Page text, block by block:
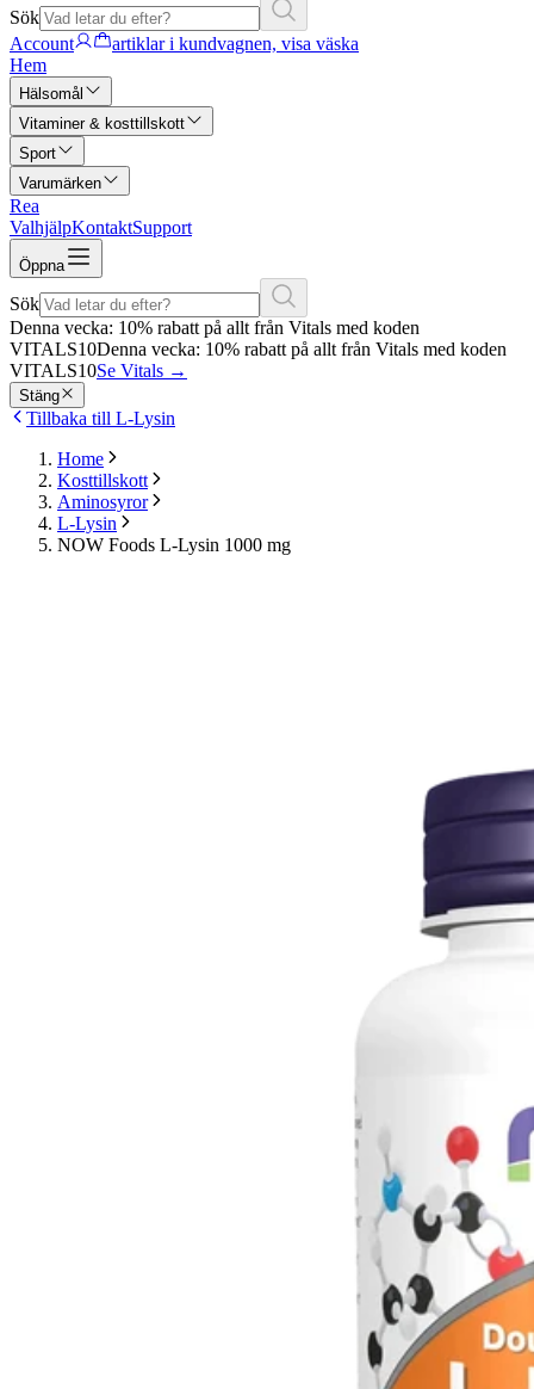
Sök
Account
artiklar i kundvagnen, visa väska
Hem
Hälsomål
Vitaminer & kosttillskott
Sport
Varumärken
Rea
ValhjälpKontaktSupport
Öppna
Sök
Denna vecka: 10% rabatt på allt från Vitals med koden
VITALS10Denna vecka: 10% rabatt på allt från Vitals med koden
VITALS10Se Vitals →
Stäng
Tillbaka till L-Lysin
Home
Kosttillskott
Aminosyror
L-Lysin
NOW Foods L-Lysin 1000 mg